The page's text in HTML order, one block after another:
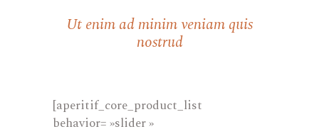
Ut enim ad minim veniam quis
nostrud
[aperitif_core_product_list
behavior= »slider »